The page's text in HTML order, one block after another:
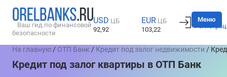
Ваш гид по финансовой
безопасности
USD ЦБ
92,92
EUR ЦБ
103,22
Вход
Меню
На главную / ОТП Банк / Кредит под залог недвижимости /
Кредит под залог квартиры в ОТП Банк